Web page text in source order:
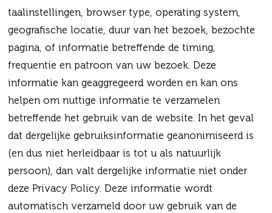
taalinstellingen, browser type, operating system,
geografische locatie, duur van het bezoek, bezochte
pagina, of informatie betreffende de timing,
frequentie en patroon van uw bezoek. Deze
informatie kan geaggregeerd worden en kan ons
helpen om nuttige informatie te verzamelen
betreffende het gebruik van de website. In het geval
dat dergelijke gebruiksinformatie geanonimiseerd is
(en dus niet herleidbaar is tot u als natuurlijk
persoon), dan valt dergelijke informatie niet onder
deze Privacy Policy. Deze informatie wordt
automatisch verzameld door uw gebruik van de